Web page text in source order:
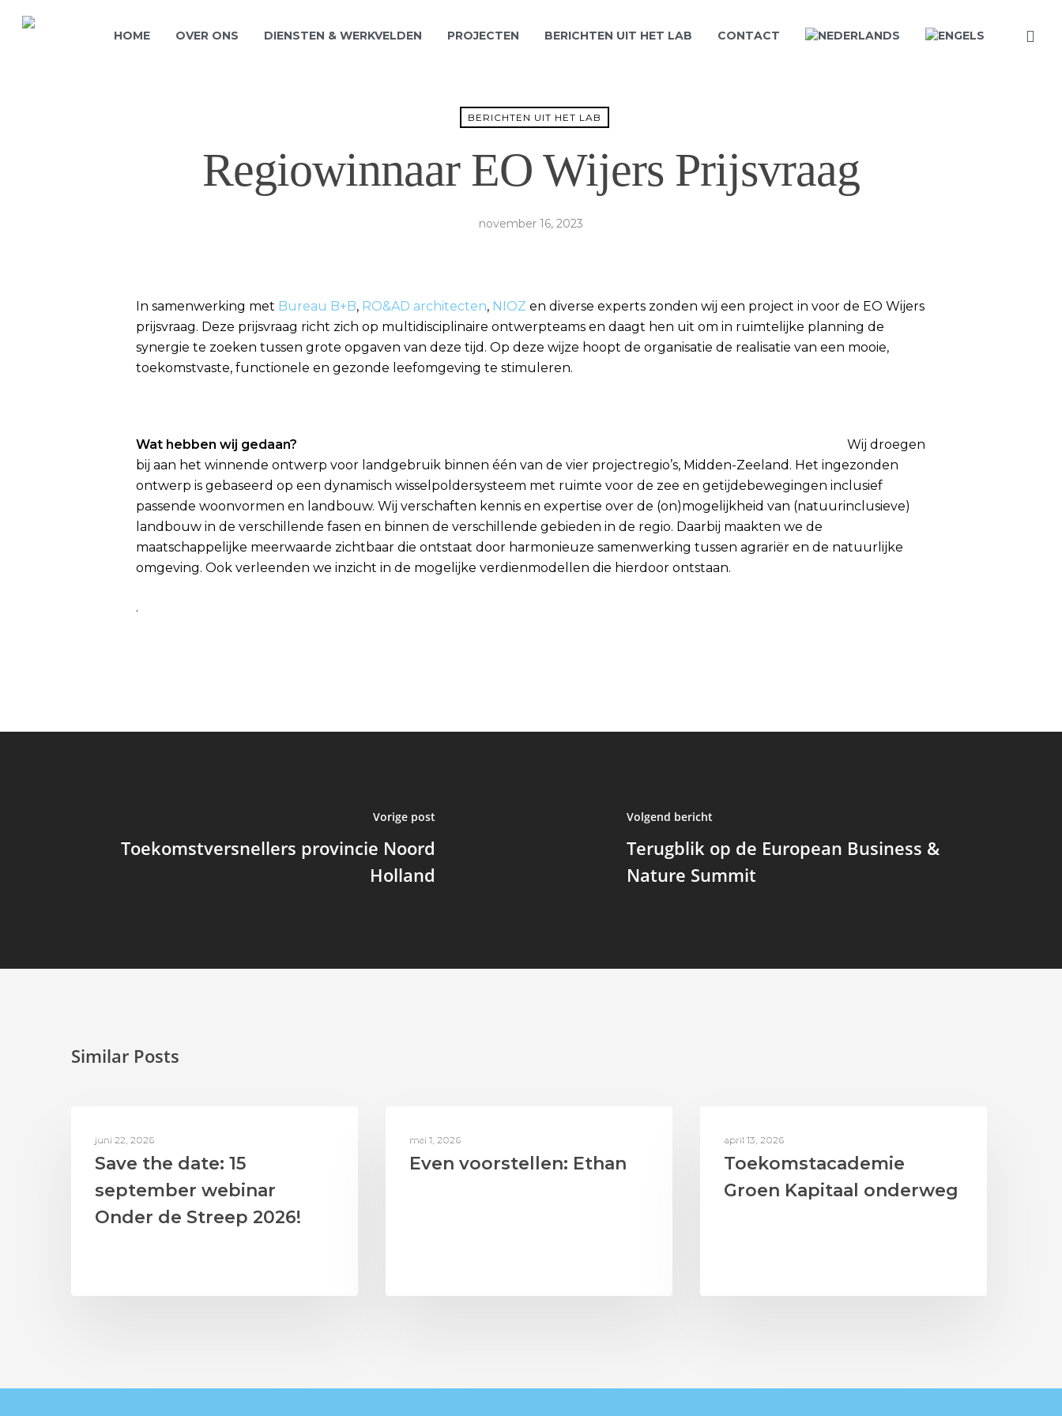
Hit enter to search or ESC to close
HOME OVER ONS DIENSTEN & WERKVELDEN PROJECTEN BERICHTEN UIT HET LAB CONTACT
BERICHTEN UIT HET LAB
Regiowinnaar EO Wijers Prijsvraag
november 16, 2023
In samenwerking met Bureau B+B, RO&AD architecten, NIOZ en diverse experts zonden wij een project in voor de EO Wijers
prijsvraag. Deze prijsvraag richt zich op multidisciplinaire ontwerpteams en daagt hen uit om in ruimtelijke planning de
synergie te zoeken tussen grote opgaven van deze tijd. Op deze wijze hoopt de organisatie de realisatie van een mooie,
toekomstvaste, functionele en gezonde leefomgeving te stimuleren.
Wat hebben wij gedaan? Wij droegen
bij aan het winnende ontwerp voor landgebruik binnen één van de vier projectregio’s, Midden-Zeeland. Het ingezonden
ontwerp is gebaseerd op een dynamisch wisselpoldersysteem met ruimte voor de zee en getijdebewegingen inclusief
passende woonvormen en landbouw. Wij verschaften kennis en expertise over de (on)mogelijkheid van (natuurinclusieve)
landbouw in de verschillende fasen en binnen de verschillende gebieden in de regio. Daarbij maakten we de
maatschappelijke meerwaarde zichtbaar die ontstaat door harmonieuze samenwerking tussen agrariër en de natuurlijke
omgeving. Ook verleenden we inzicht in de mogelijke verdienmodellen die hierdoor ontstaan.
.
Vorige post
Toekomstversnellers provincie Noord
Holland
Volgend bericht
Terugblik op de European Business &
Nature Summit
Similar Posts
juni 22, 2026
Save the date: 15
september webinar
Onder de Streep 2026!
mei 1, 2026
Even voorstellen: Ethan
april 13, 2026
Toekomstacademie
Groen Kapitaal onderweg